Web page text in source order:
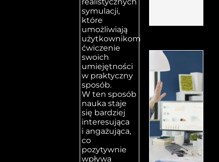
realistycznych
symulacji,
które
umożliwiają
użytkownikom
ćwiczenie
swoich
umiejętności
w praktyczny
sposób.
W ten sposób
nauka staje
się bardziej
interesująca
i angażująca,
co
pozytywnie
wpływa